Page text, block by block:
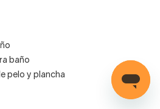
baño
pelo y plancha